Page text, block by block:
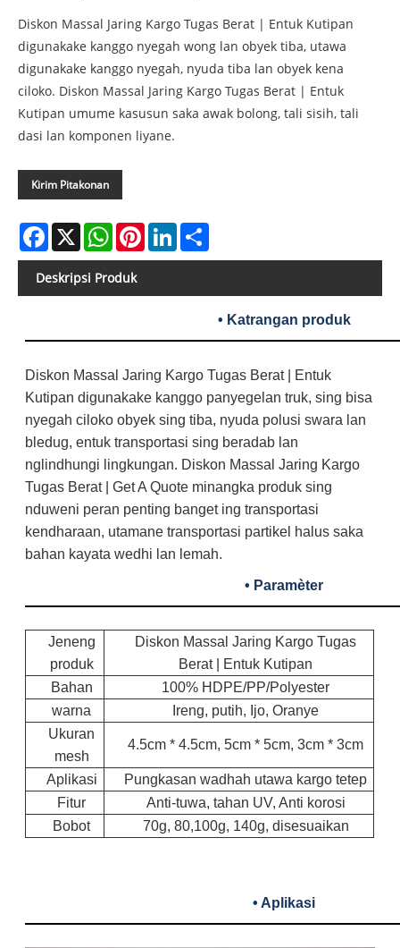
Diskon Massal Jaring Kargo Tugas Berat | Entuk Kutipan
digunakake kanggo nyegah wong lan obyek tiba, utawa
digunakake kanggo nyegah, nyuda tiba lan obyek kena
ciloko. Diskon Massal Jaring Kargo Tugas Berat | Entuk
Kutipan umume kasusun saka awak bolong, tali sisih, tali
dasi lan komponen liyane.
Kirim Pitakonan
Facebook
X WhatsAppPinterestLinkedIn
Deskripsi Produk
• Katrangan produk
Diskon Massal Jaring Kargo Tugas Berat | Entuk
Kutipan digunakake kanggo panyegelan truk, sing bisa
nyegah ciloko obyek sing tiba, nyuda polusi swara lan
bledug, entuk transportasi sing beradab lan
nglindhungi lingkungan. Diskon Massal Jaring Kargo
Tugas Berat | Get A Quote minangka produk sing
nduweni peran penting banget ing transportasi
kendharaan, utamane transportasi partikel halus saka
bahan kayata wedhi lan lemah.
• Paramèter
Jeneng
produk
Diskon Massal Jaring Kargo Tugas
Berat | Entuk Kutipan
Bahan
100% HDPE/PP/Polyester
warna
Ireng, putih, Ijo, Oranye
Ukuran
mesh
4.5cm * 4.5cm, 5cm * 5cm, 3cm * 3cm
Aplikasi
Pungkasan wadhah utawa kargo tetep
Fitur
Anti-tuwa, tahan UV, Anti korosi
Bobot
70g, 80,100g, 140g, disesuaikan
• Aplikasi